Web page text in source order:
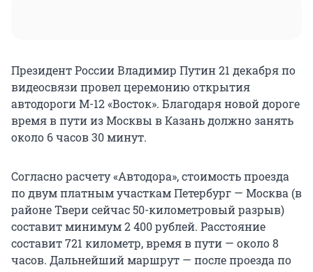
Президент России Владимир Путин 21 декабря по
видеосвязи провел церемонию открытия
автодороги М-12 «Восток». Благодаря новой дороге
время в пути из Москвы в Казань должно занять
около 6 часов 30 минут.
Согласно расчету «Автодора», стоимость проезда
по двум платным участкам Петербург — Москва (в
районе Твери сейчас 50-километровый разрыв)
составит минимум 2 400 рублей. Расстояние
составит 721 километр, время в пути — около 8
часов. Дальнейший маршрут — после проезда по